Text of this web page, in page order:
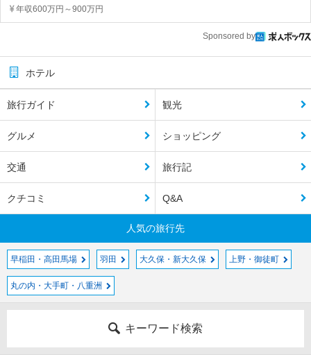
年収600万円～900万円
Sponsored by
ホテル
旅行ガイド 観光
グルメ ショッピング
交通 旅行記
クチコミ Q&A
人気の旅行先
早稲田・高田馬場 羽田 大久保・新大久保 上野・御徒町
丸の内・大手町・八重洲
キーワード検索